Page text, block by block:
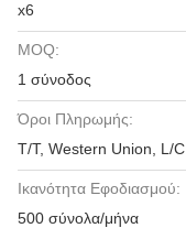
x6
MOQ:
1 σύνοδος
Όροι Πληρωμής:
T/T, Western Union, L/C
Ικανότητα Εφοδιασμού:
500 σύνολα/μήνα